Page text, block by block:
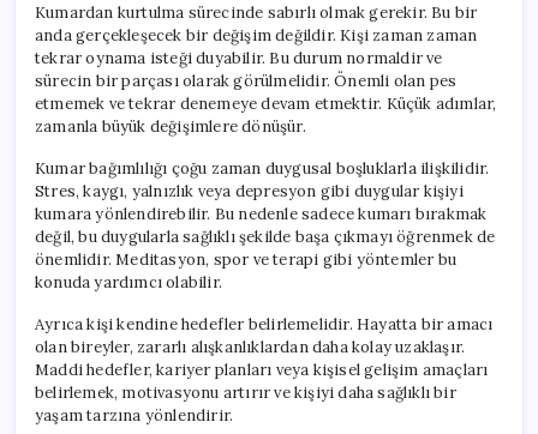
Kumardan kurtulma sürecinde sabırlı olmak gerekir. Bu bir
anda gerçekleşecek bir değişim değildir. Kişi zaman zaman
tekrar oynama isteği duyabilir. Bu durum normaldir ve
sürecin bir parçası olarak görülmelidir. Önemli olan pes
etmemek ve tekrar denemeye devam etmektir. Küçük adımlar,
zamanla büyük değişimlere dönüşür.
Kumar bağımlılığı çoğu zaman duygusal boşluklarla ilişkilidir.
Stres, kaygı, yalnızlık veya depresyon gibi duygular kişiyi
kumara yönlendirebilir. Bu nedenle sadece kumarı bırakmak
değil, bu duygularla sağlıklı şekilde başa çıkmayı öğrenmek de
önemlidir. Meditasyon, spor ve terapi gibi yöntemler bu
konuda yardımcı olabilir.
Ayrıca kişi kendine hedefler belirlemelidir. Hayatta bir amacı
olan bireyler, zararlı alışkanlıklardan daha kolay uzaklaşır.
Maddi hedefler, kariyer planları veya kişisel gelişim amaçları
belirlemek, motivasyonu artırır ve kişiyi daha sağlıklı bir
yaşam tarzına yönlendirir.